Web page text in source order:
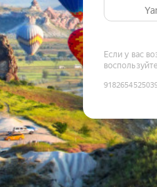
Если у вас